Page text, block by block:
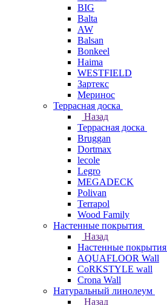
BIG
Balta
AW
Balsan
Bonkeel
Haima
WESTFIELD
Зартекс
Меринос
Террасная доска
Назад
Террасная доска
Bruggan
Dortmax
lecole
Legro
MEGADECK
Polivan
Terrapol
Wood Family
Настенные покрытия
Назад
Настенные покрытия
AQUAFLOOR Wall
CoRKSTYLE wall
Crona Wall
Натуральный линолеум
Назад